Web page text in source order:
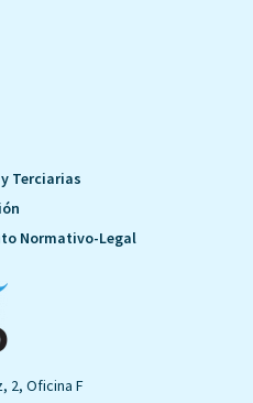
Terciarias
Normativo-Legal
2, Oficina F